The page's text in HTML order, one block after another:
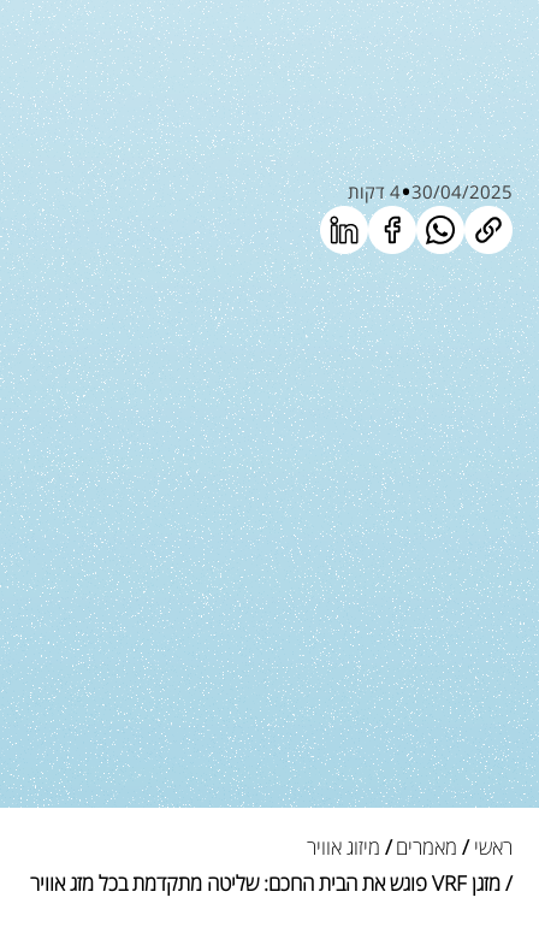
30/04/2025 4 דקות
ראשי / מאמרים/ מיזוג אוויר
/ מזגן VRF פוגש את הבית החכם: שליטה מתקדמת בכל מזג אוויר